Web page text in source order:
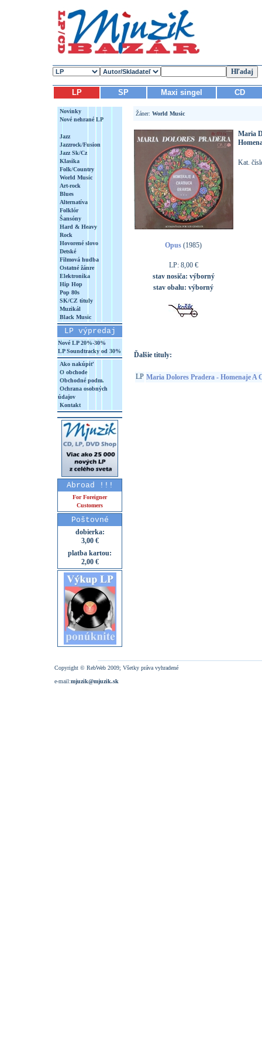
LP SP Maxi singel CD
Novinky
Nové nehrané LP
Jazz
Jazzrock/Fusion
Jazz Sk/Cz
Klasika
Folk/Country
World Music
Art-rock
Blues
Alternatíva
Folklór
Šansóny
Hard & Heavy
Rock
Hovorené slovo
Detské
Filmová hudba
Ostatné žánre
Elektronika
Hip Hop
Pop 80s
SK/CZ tituly
Muzikál
Black Music
LP výpredaj
Nové LP 20%-30%
LP Soundtracky od 30%
Ako nakúpiť
O obchode
Obchodné podm.
Ochrana osobných
údajov
Kontakt
Abroad !!!
For Foreigner
Customers
Poštovné
dobierka:
3,00 €
platba kartou:
2,00 €
Žáner: World Music
Opus (1985)
LP: 8,00 €
stav nosiča: výborný
stav obalu: výborný
Maria
Kat.
Ďalšie tituly:
LP Maria Dolores Pradera - Homenaje A
Copyright © RebWeb 2009; Všetky práva vyhradené
e-mail:mjuzik@mjuzik.sk